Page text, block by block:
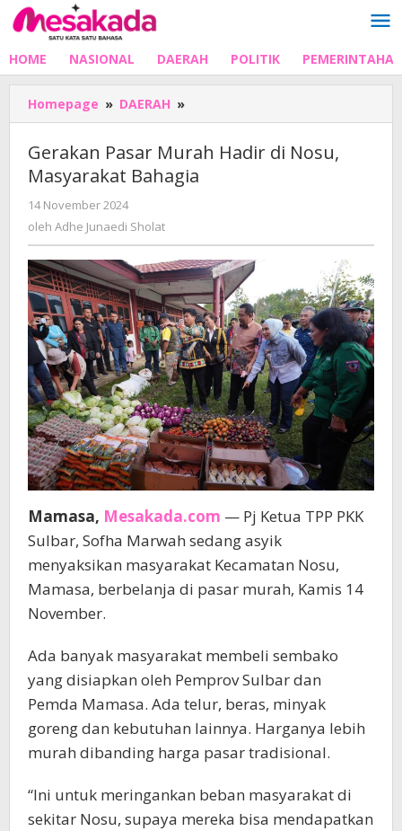
Lewati
ke
HOME NASIONAL DAERAH POLITIK
Homepage » DAERAH »
Pasar
Hadir
di
Gerakan Pasar Murah Hadir di Nosu,
Masyarakat Bahagia
14 November 2024
Adhe
oleh Adhe Junaedi Sholat
Mamasa, Mesakada.com — Pj Ketua TPP PKK
Sulbar, Sofha Marwah sedang asyik
menyaksikan masyarakat Kecamatan Nosu,
Mamasa, berbelanja di pasar murah, Kamis 14
November.
Ada banyak masyarakat membeli sembako
yang disiapkan oleh Pemprov Sulbar dan
Pemda Mamasa. Ada telur, beras, minyak
goreng dan kebutuhan lainnya. Harganya lebih
murah dibanding harga pasar tradisional.
“Ini untuk meringankan beban masyarakat di
sekitar Nosu, supaya mereka bisa mendapatkan